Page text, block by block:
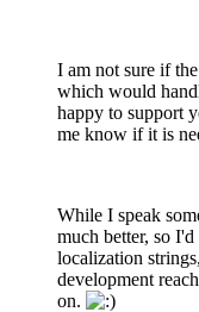
I am not sure if
which would
happy to support
me know if it is
While I speak
much better, so
localization
development
on.